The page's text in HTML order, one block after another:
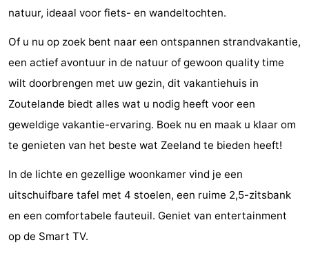
Galeries
-
Monumenten
-
Kerken
-
Vuurtorens
-
Uitkijkpunten
Attracties
Speeltuinen
-
Binnenspeeltuinen
-
natuur, ideaal voor fiets- en wandeltochten.
Of u nu op zoek bent naar een ontspannen strandvakantie,
een actief avontuur in de natuur of gewoon quality time
wilt doorbrengen met uw gezin, dit vakantiehuis in
Zoutelande biedt alles wat u nodig heeft voor een
geweldige vakantie-ervaring. Boek nu en maak u klaar om
te genieten van het beste wat Zeeland te bieden heeft!
In de lichte en gezellige woonkamer vind je een
uitschuifbare tafel met 4 stoelen, een ruime 2,5-zitsbank
en een comfortabele fauteuil. Geniet van entertainment
op de Smart TV.